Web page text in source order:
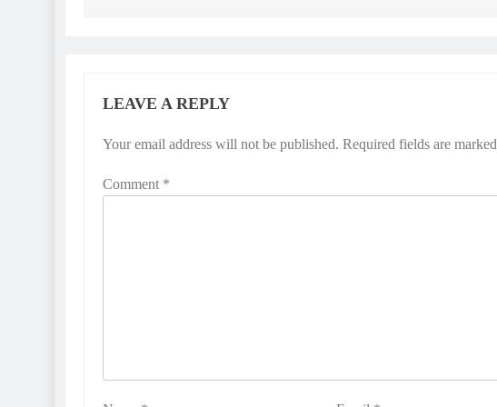
LEAVE A REPLY
Your email address will not be published. Required fields are marked
Comment *